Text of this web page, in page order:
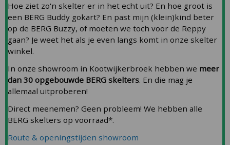
Hoe ziet zo'n skelter er in het echt uit? En hoe groot is
een BERG Buddy gokart? En past mijn (klein)kind beter
op de BERG Buzzy, of moeten we toch voor de Reppy
gaan? Je weet het als je even langs komt in onze skelter
winkel.
In onze showroom in Kootwijkerbroek hebben we meer
dan 30 opgebouwde BERG skelters. En die mag je
allemaal uitproberen!
Direct meenemen? Geen probleem! We hebben alle
BERG skelters op voorraad*.
Route & openingstijden showroom